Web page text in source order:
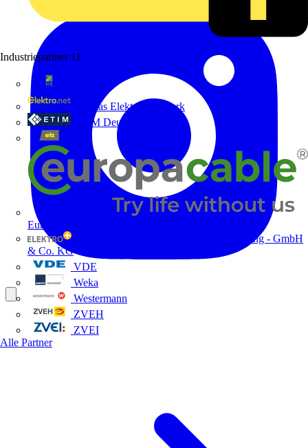
Industriepartner 11
de - das Elektrohandwerk
ETIM Deutschland eV
Europacable
GED Gesellschaft für Energiedienstleistung - GmbH
& Co. KG
VDE
Weka
Westermann
ZVEH
ZVEI
Alle Partner